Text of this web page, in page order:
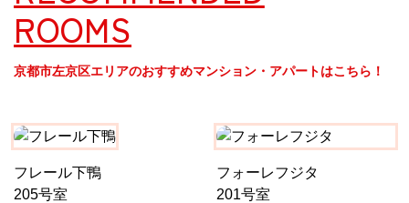
ROOMS
京都市左京区エリアのおすすめマンション・アパートはこちら！
フレール下鴨
205号室
フォーレフジタ
201号室